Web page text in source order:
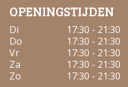
OPENINGSTIJDEN
Di 17:30 - 21:30
Do
17:30 - 21:30
Vr
17:30 - 21:30
Za
17:30 - 21:30
Zo
17:30 - 21:30